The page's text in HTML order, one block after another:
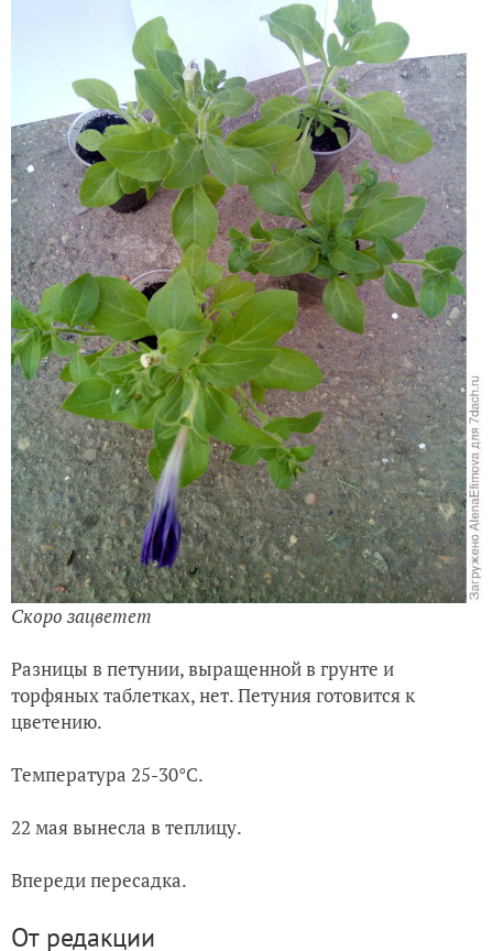
Скоро зацветет
Разницы в петунии, выращенной в грунте и
торфяных таблетках, нет. Петуния готовится к
цветению.
Температура 25-30°С.
22 мая вынесла в теплицу.
Впереди пересадка.
От редакции